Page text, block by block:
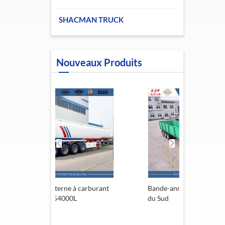
SHACMAN TRUCK
Nouveaux Produits
Bande-annonce de l'Afrique